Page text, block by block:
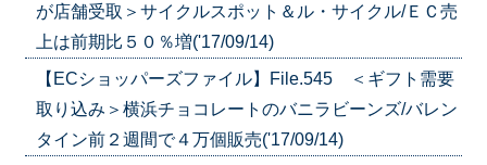
が店舗受取＞サイクルスポット＆ル・サイクル/ＥＣ売
上は前期比５０％増('17/09/14)
【ECショッパーズファイル】File.545 ＜ギフト需要
取り込み＞横浜チョコレートのバニラビーンズ/バレン
タイン前２週間で４万個販売('17/09/14)